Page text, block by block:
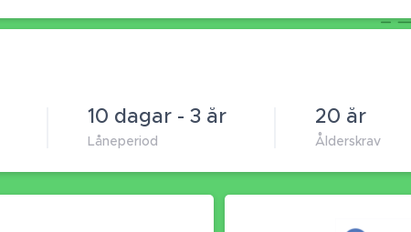
10 dagar - 3 år
Låneperiod
20 år
Ålderskrav